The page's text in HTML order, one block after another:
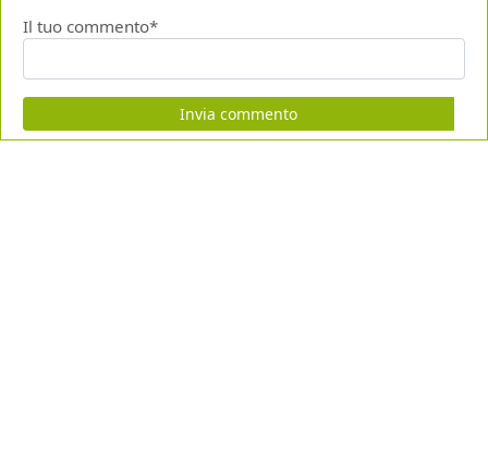
Il tuo commento*
Invia commento